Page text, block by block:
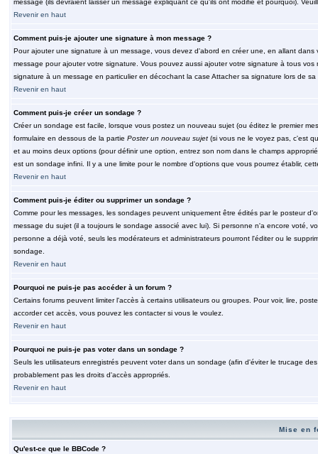
message (ils devraient laisser un message expliquant ce qu'ils ont modifié et pourquoi).
Revenir en haut
Comment puis-je ajouter une signature à mon message ?
Pour ajouter une signature à un message, vous devez d'abord en créer une, en allant
message pour ajouter votre signature. Vous pouvez aussi ajouter votre signature à tous
signature à un message en particulier en décochant la case Attacher sa signature lors de sa
Revenir en haut
Comment puis-je créer un sondage ?
Créer un sondage est facile, lorsque vous postez un nouveau sujet (ou éditez le premier
formulaire en dessous de la partie Poster un nouveau sujet(si vous ne le voyez pas, c'est
et au moins deux options (pour définir une option, entrez son nom dans le champs
est un sondage infini. Il y a une limite pour le nombre d'options que vous pourrez établir,
Revenir en haut
Comment puis-je éditer ou supprimer un sondage ?
Comme pour les messages, les sondages peuvent uniquement être édités par le posteur
message du sujet (il a toujours le sondage associé avec lui). Si personne n'a encore voté,
personne a déjà voté, seuls les modérateurs et administrateurs pourront l'éditer ou le
sondage.
Revenir en haut
Pourquoi ne puis-je pas accéder à un forum ?
Certains forums peuvent limiter l'accès à certains utilisateurs ou groupes. Pour voir, lire,
accorder cet accès, vous pouvez les contacter si vous le voulez.
Revenir en haut
Pourquoi ne puis-je pas voter dans un sondage ?
Seuls les utilisateurs enregistrés peuvent voter dans un sondage (afin d'éviter le trucage
probablement pas les droits d'accès appropriés.
Revenir en haut
Mise en
Qu'est-ce que le BBCode ?